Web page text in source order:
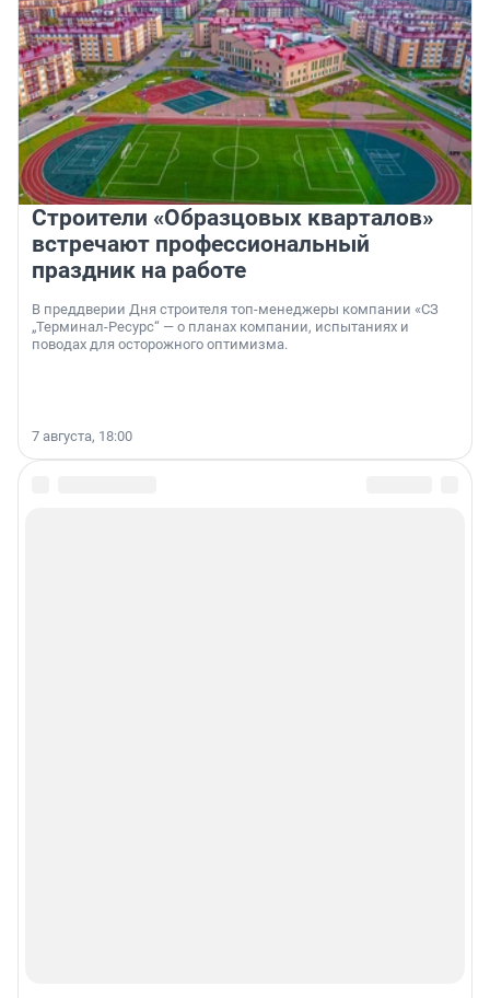
Строители «Образцовых кварталов»
встречают профессиональный
праздник на работе
В преддверии Дня строителя топ-менеджеры компании «СЗ
„Терминал-Ресурс“ — о планах компании, испытаниях и
поводах для осторожного оптимизма.
7 августа, 18:00